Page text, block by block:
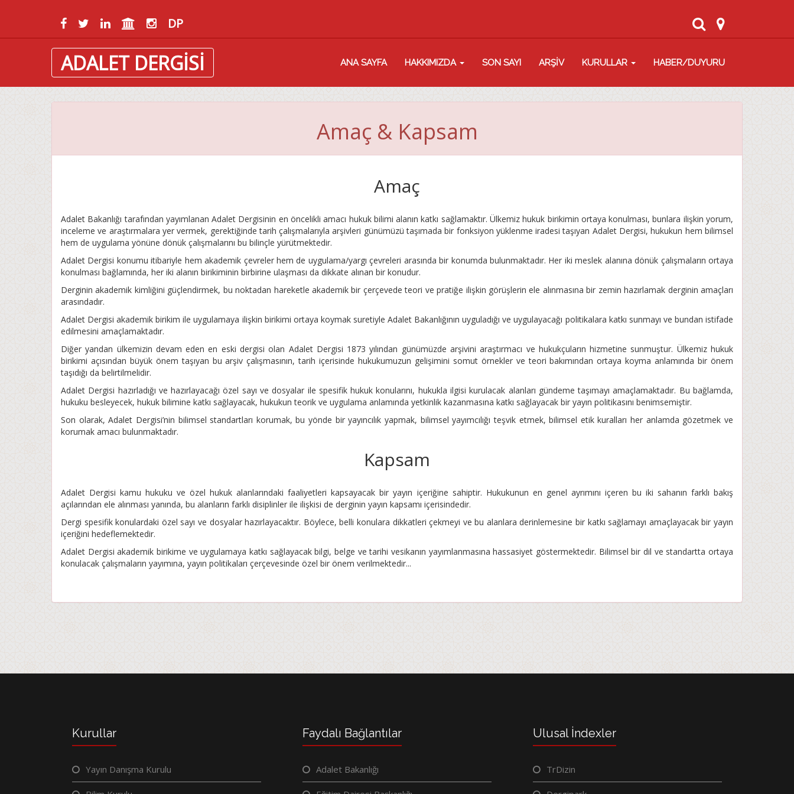
DP
ADALET DERGİSİ ANA SAYFA HAKKIMIZDA SON SAYI ARŞİV KURULLAR HABER/DUYURU
Amaç & Kapsam
Amaç
Adalet Bakanlığı tarafından yayımlanan Adalet Dergisinin en öncelikli amacı hukuk bilimi alanın katkı sağlamaktır. Ülkemiz hukuk birikimin ortaya konulması, bunlara ilişkin yorum,
inceleme ve araştırmalara yer vermek, gerektiğinde tarih çalışmalarıyla arşivleri günümüzü taşımada bir fonksiyon yüklenme iradesi taşıyan Adalet Dergisi, hukukun hem bilimsel
hem de uygulama yönüne dönük çalışmalarını bu bilinçle yürütmektedir.
Adalet Dergisi konumu itibariyle hem akademik çevreler hem de uygulama/yargı çevreleri arasında bir konumda bulunmaktadır. Her iki meslek alanına dönük çalışmaların ortaya
konulması bağlamında, her iki alanın birikiminin birbirine ulaşması da dikkate alınan bir konudur.
Derginin akademik kimliğini güçlendirmek, bu noktadan hareketle akademik bir çerçevede teori ve pratiğe ilişkin görüşlerin ele alınmasına bir zemin hazırlamak derginin amaçları
arasındadır.
Adalet Dergisi akademik birikim ile uygulamaya ilişkin birikimi ortaya koymak suretiyle Adalet Bakanlığının uyguladığı ve uygulayacağı politikalara katkı sunmayı ve bundan istifade
edilmesini amaçlamaktadır.
Diğer yandan ülkemizin devam eden en eski dergisi olan Adalet Dergisi 1873 yılından günümüzde arşivini araştırmacı ve hukukçuların hizmetine sunmuştur. Ülkemiz hukuk
birikimi açısından büyük önem taşıyan bu arşiv çalışmasının, tarih içerisinde hukukumuzun gelişimini somut örnekler ve teori bakımından ortaya koyma anlamında bir önem
taşıdığı da belirtilmelidir.
Adalet Dergisi hazırladığı ve hazırlayacağı özel sayı ve dosyalar ile spesifik hukuk konularını, hukukla ilgisi kurulacak alanları gündeme taşımayı amaçlamaktadır. Bu bağlamda,
hukuku besleyecek, hukuk bilimine katkı sağlayacak, hukukun teorik ve uygulama anlamında yetkinlik kazanmasına katkı sağlayacak bir yayın politikasını benimsemiştir.
Son olarak, Adalet Dergisi’nin bilimsel standartları korumak, bu yönde bir yayıncılık yapmak, bilimsel yayımcılığı teşvik etmek, bilimsel etik kuralları her anlamda gözetmek ve
korumak amacı bulunmaktadır.
Kapsam
Adalet Dergisi kamu hukuku ve özel hukuk alanlarındaki faaliyetleri kapsayacak bir yayın içeriğine sahiptir. Hukukunun en genel ayrımını içeren bu iki sahanın farklı bakış
açılarından ele alınması yanında, bu alanların farklı disiplinler ile ilişkisi de derginin yayın kapsamı içerisindedir.
Dergi spesifik konulardaki özel sayı ve dosyalar hazırlayacaktır. Böylece, belli konulara dikkatleri çekmeyi ve bu alanlara derinlemesine bir katkı sağlamayı amaçlayacak bir yayın
içeriğini hedeflemektedir.
Adalet Dergisi akademik birikime ve uygulamaya katkı sağlayacak bilgi, belge ve tarihi vesikanın yayımlanmasına hassasiyet göstermektedir. Bilimsel bir dil ve standartta ortaya
konulacak çalışmaların yayımına, yayın politikaları çerçevesinde özel bir önem verilmektedir...
Kurullar
Yayın Danışma Kurulu
Faydalı Bağlantılar
Adalet Bakanlığı
Ulusal İndexler
TrDizin